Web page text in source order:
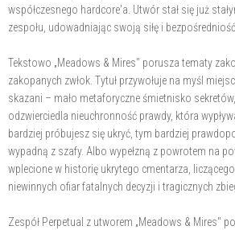
współczesnego hardcore'a. Utwór stał się już
zespołu, udowadniając swoją siłę i
Tekstowo „Meadows & Mires" porusza tematy
zakopanych zwłok. Tytuł przywołuje na myśl
skazani – mało metaforyczne śmietnisko
odzwierciedla nieuchronność prawdy, która
bardziej próbujesz się ukryć, tym bardziej
wypadną z szafy. Albo wypełzną z powrotem na
wplecione w historię ukrytego cmentarza,
niewinnych ofiar fatalnych decyzji i tragicznych
Zespół Perpetual z utworem „Meadows & Mires"